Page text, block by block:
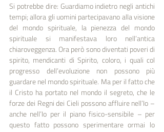
Si potrebbe dire: Guardiamo indietro negli antichi
tempi; allora gli uomini partecipavano alla visione
del mondo spirituale, la pienezza del mondo
spirituale si manifestava loro nell’antica
chiaroveggenza. Ora però sono diventati poveri di
spirito, mendicanti di Spirito, coloro, i quali col
progresso dell’evoluzione non possono più
guardare nel mondo spirituale. Ma per il fatto che
il Cristo ha portato nel mondo il segreto, che le
forze dei Regni dei Cieli possono affluire nell’Io –
anche nell’Io per il piano fisico-sensibile – per
questo fatto possono sperimentare ormai lo